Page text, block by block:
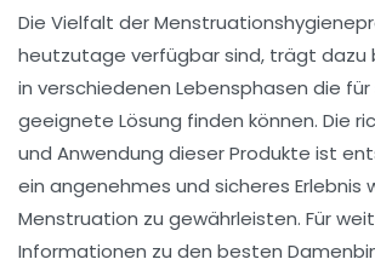
Die Vielfalt der
heutzutage verfügbar sind, trägt dazu
in verschiedenen Lebensphasen die
geeignete Lösung finden können. Die
und Anwendung dieser Produkte ist
ein angenehmes und sicheres Erlebnis
Menstruation zu gewährleisten. Für
Informationen zu den besten